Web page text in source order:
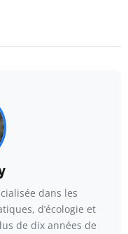
dans les
d’écologie et
de dix années de